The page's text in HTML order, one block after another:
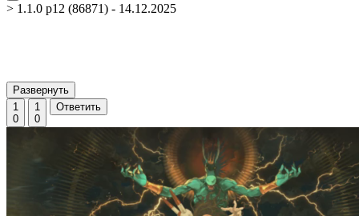
> 1.1.0 p12 (86871) - 14.12.2025
Развернуть
1
0
1
0
Ответить